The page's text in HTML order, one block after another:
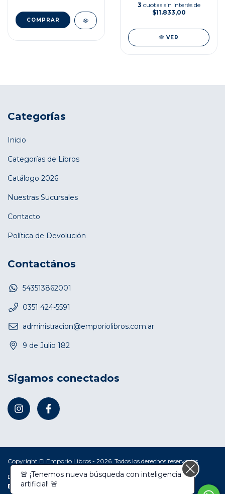
3 cuotas sin interés de
$11.833,00
VER
Categorías
Inicio
Categorías de Libros
Catálogo 2026
Nuestras Sucursales
Contacto
Política de Devolución
Contactános
543513862001
0351 424-5591
administracion@emporiolibros.com.ar
9 de Julio 182
Sigamos conectados
Copyright El Emporio Libros - 2026. Todos los derechos reservados.
Defensa de las y los consumidores. Para reclamos ingresá acá. /
Botón de arrepentimiento
🚨 ¡Tenemos nueva búsqueda con inteligencia
artificial! 🚨